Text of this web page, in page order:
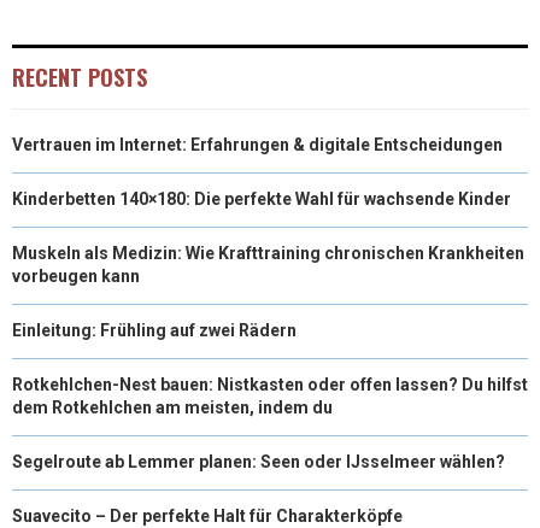
RECENT POSTS
Vertrauen im Internet: Erfahrungen & digitale Entscheidungen
Kinderbetten 140×180: Die perfekte Wahl für wachsende Kinder
Muskeln als Medizin: Wie Krafttraining chronischen Krankheiten
vorbeugen kann
Einleitung: Frühling auf zwei Rädern
Rotkehlchen-Nest bauen: Nistkasten oder offen lassen? Du hilfst
dem Rotkehlchen am meisten, indem du
Segelroute ab Lemmer planen: Seen oder IJsselmeer wählen?
Suavecito – Der perfekte Halt für Charakterköpfe